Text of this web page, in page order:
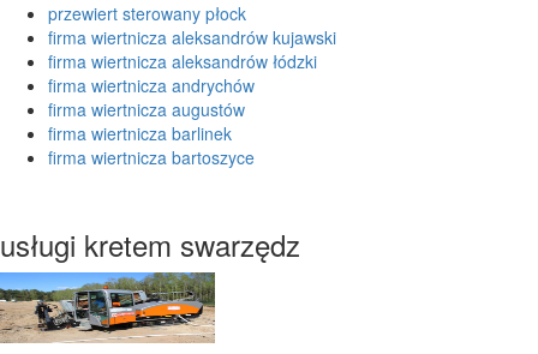
przewiert sterowany płock
firma wiertnicza aleksandrów kujawski
firma wiertnicza aleksandrów łódzki
firma wiertnicza andrychów
firma wiertnicza augustów
firma wiertnicza barlinek
firma wiertnicza bartoszyce
usługi kretem swarzędz